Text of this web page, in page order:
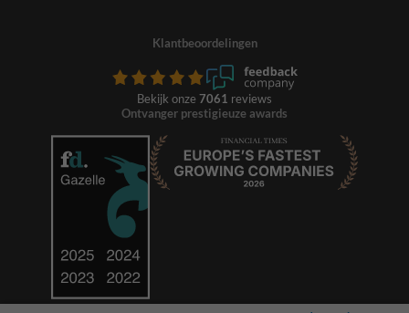
Klantbeoordelingen
Bekijk onze 7061 reviews
Ontvanger prestigieuze awards